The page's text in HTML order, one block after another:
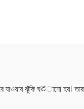
যাওয়ার ঝুঁকি ঘटানো হয়।